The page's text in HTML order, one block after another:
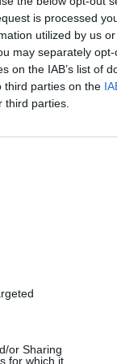
is processed
utilized by us
may separately
on the IAB’s list of
third parties on the
parties.
or Sharing
for which it